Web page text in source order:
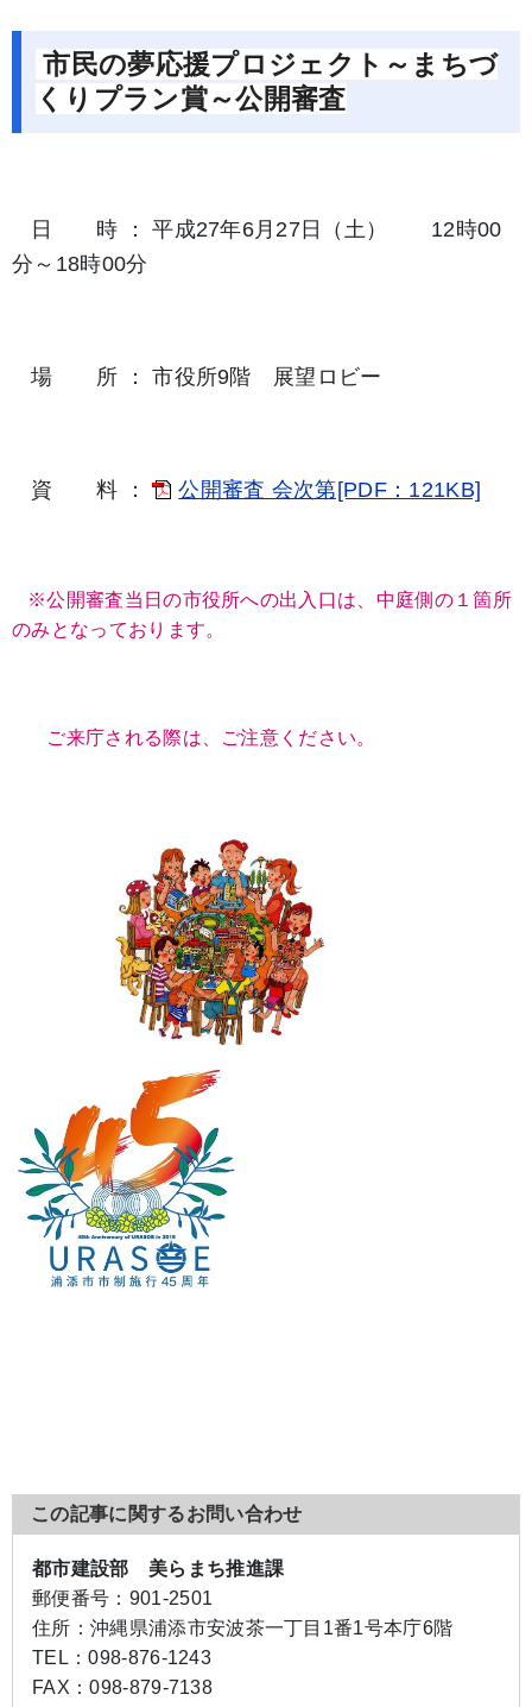
市民の夢応援プロジェクト ～まちづ
くりプラン賞～公開審査
日 時 ： 平成27年6月27日（土） 12時00
分～18時00分
場 所 ： 市役所9階 展望ロビー
資 料 ： 公開審査 会次第[PDF：121KB]
※公開審査当日の市役所への出入口は、中庭側の１箇所
のみとなっております。
ご来庁される際は、ご注意ください。
この記事に関するお問い合わせ
都市建設部 美らまち推進課
郵便番号： 901-2501
住所： 沖縄県浦添市安波茶一丁目1番1号本庁6階
TEL：098-876-1243
FAX：098-879-7138